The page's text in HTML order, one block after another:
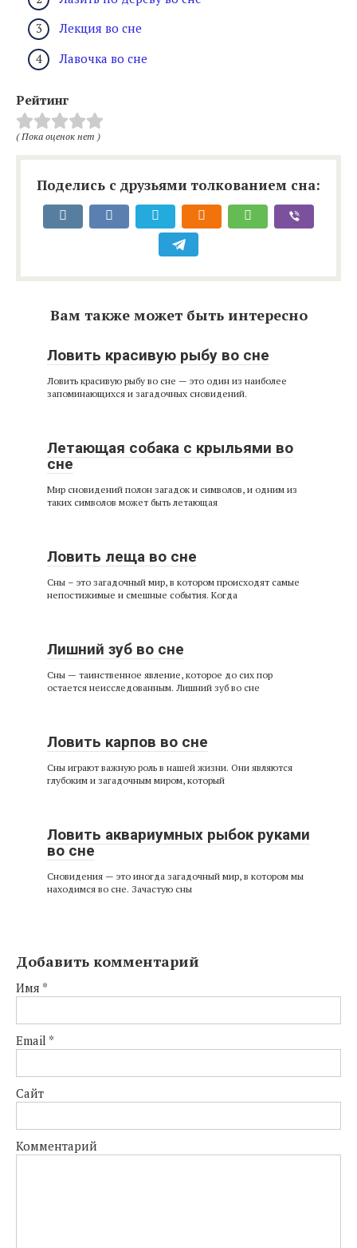
Лекция во сне
Лавочка во сне
Рейтинг
( Пока оценок нет )
Поделись с друзьями толкованием сна:
Вам также может быть интересно
Ловить красивую рыбу во сне
Ловить красивую рыбу во сне — это один из наиболее
запоминающихся и загадочных сновидений.
Летающая собака с крыльями во
сне
Мир сновидений полон загадок и символов, и одним из
таких символов может быть летающая
Ловить леща во сне
Сны – это загадочный мир, в котором происходят самые
непостижимые и смешные события. Когда
Лишний зуб во сне
Сны — таинственное явление, которое до сих пор
остается неисследованным. Лишний зуб во сне
Ловить карпов во сне
Сны играют важную роль в нашей жизни. Они являются
глубоким и загадочным миром, который
Ловить аквариумных рыбок руками
во сне
Сновидения — это иногда загадочный мир, в котором мы
находимся во сне. Зачастую сны
Добавить комментарий
Имя *
Email *
Сайт
Комментарий